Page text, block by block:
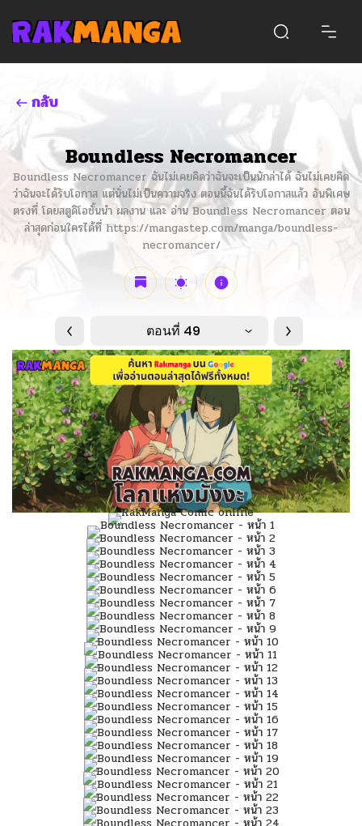
กลับ
Boundless Necromancer
Boundless Necromancer ฉันไม่เคยคิดว่าฉันจะเป็นนักล่าได้ ฉันไม่เคยคิด
ว่าฉันจะได้รับโอกาส แต่นั่นไม่เป็นความจริง ตอนนี้ฉันได้รับโอกาสแล้ว อันพิเศษ
ตรงที่ โดยสตูดิโอชั้นนำ ผลงาน และ อ่าน Boundless Necromancer ตอน
ล่าสุดก่อนใครได้ที่ https://mangastep.com/manga/boundless-
necromancer/
ตอนที่ 49